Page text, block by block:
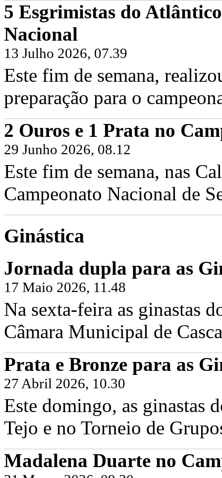
Frazão, juntamente com os...
Continuar...
5 Esgrimistas do
Nacional
13 Julho 2026, 07.39
Este fim de semana,
preparação para o
2 Ouros e 1 Prata no
29 Junho 2026, 08.12
Este fim de semana, nas
Campeonato Nacional de
Ginástica
Jornada dupla para as
17 Maio 2026, 11.48
Na sexta-feira as ginastas
Câmara Municipal de
Prata e Bronze para as
27 Abril 2026, 10.30
Este domingo, as ginastas
Tejo e no Torneio de
Madalena Duarte no